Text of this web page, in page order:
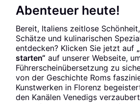
Abenteuer heute!
Bereit, Italiens zeitlose
Schätze und kulinarischen
entdecken? Klicken Sie jetzt auf
starten“ auf unserer Webseite,
Führerscheinübersetzung zu
von der Geschichte Roms
Kunstwerken in Florenz
den Kanälen Venedigs